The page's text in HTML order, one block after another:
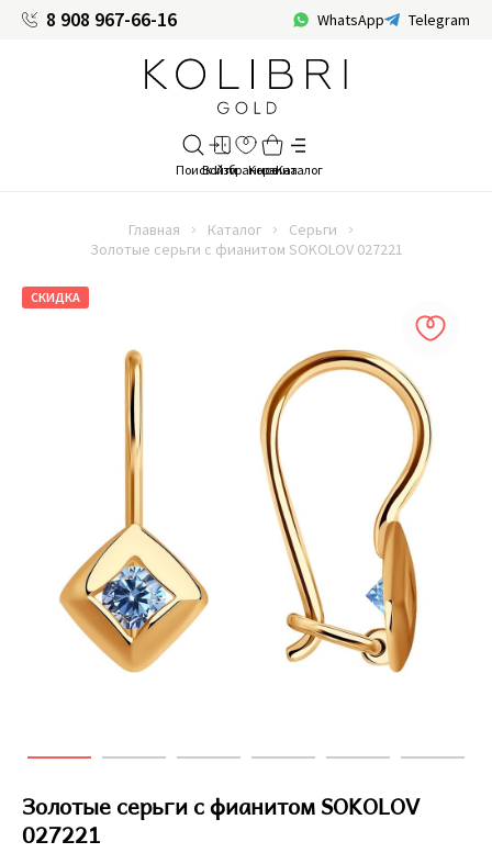
8 908 967-66-16 WhatsApp Telegram
Главная Каталог
Серьги
Золотые серьги с фианитом SOKOLOV 027221
СКИДКА
Золотые серьги с фианитом SOKOLOV
027221